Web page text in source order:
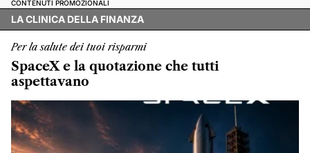
CONTENUTI PROMOZIONALI
LA CLINICA DELLA FINANZA
Per la salute dei tuoi risparmi
SpaceX e la quotazione che tutti
aspettavano